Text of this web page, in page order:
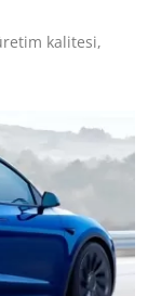
kalitesi,